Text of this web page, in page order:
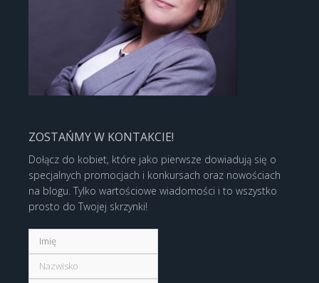
ZOSTAŃMY W KONTAKCIE!
Dołącz do kobiet, które jako pierwsze dowiadują się o
specjalnych promocjach i konkursach oraz nowościach
na blogu. Tylko wartościowe wiadomości i to wszystko
prosto do Twojej skrzynki!